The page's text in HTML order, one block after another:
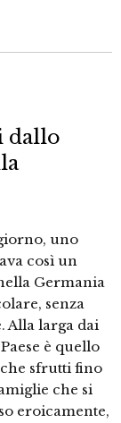
dallo
uno
così un
Germania
senza
Alla larga dai
è quello
sfrutti fino
che si
eroicamente,